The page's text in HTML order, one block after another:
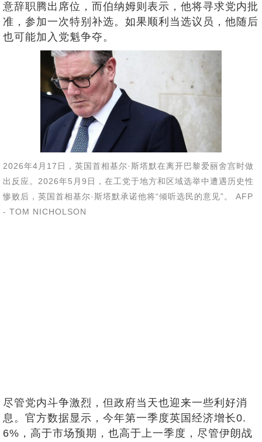
意辞职腾出席位，而伯纳姆则表示，他将寻求党内批
准，参加一次特别补选。如果顺利当选议员，他随后
也可能加入党魁争夺。
2026年4月17日，英国首相基尔·斯塔默在离开巴黎爱丽舍宫时做
出反应。2026年5月9日，在工党于地方和区域选举中遭遇历史性
惨败后，英国首相基尔·斯塔默承诺他将“倾听选民的意见”。 AFP
- TOM NICHOLSON
尽管党内斗争激烈，但政府当天也迎来一些利好消
息。官方数据显示，今年第一季度英国经济增长0.
6%，高于市场预期，也高于上一季度，尽管伊朗战